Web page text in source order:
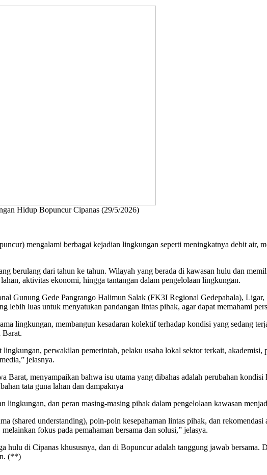
Hidup Bopuncur Cipanas (29/5/2026)
mengalami berbagai kejadian lingkungan seperti meningkatnya debit air,
berulang dari tahun ke tahun. Wilayah yang berada di kawasan hulu dan
aktivitas ekonomi, hingga tantangan dalam pengelolaan lingkungan.
Gunung Gede Pangrango Halimun Salak (FK3I Regional Gedepahala),
lebih luas untuk menyatukan pandangan lintas pihak, agar dapat memahami
lingkungan, membangun kesadaran kolektif terhadap kondisi yang sedang
Barat.
perwakilan pemerintah, pelaku usaha lokal sektor terkait,
jelasnya.
menyampaikan bahwa isu utama yang dibahas adalah perubahan
tata guna lahan dan dampaknya
lingkungan, dan peran masing-masing pihak dalam pengelolaan kawasan
(shared understanding), poin-poin kesepahaman lintas pihak, dan
fokus pada pemahaman bersama dan solusi,” jelasya.
di Cipanas khususnya, dan di Bopuncur adalah tanggung jawab bersama.
(**)